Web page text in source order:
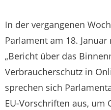
In der vergangenen
Parlament am 18.
„Bericht über das
Verbraucherschutz in
sprechen sich
EU-Vorschriften aus, um